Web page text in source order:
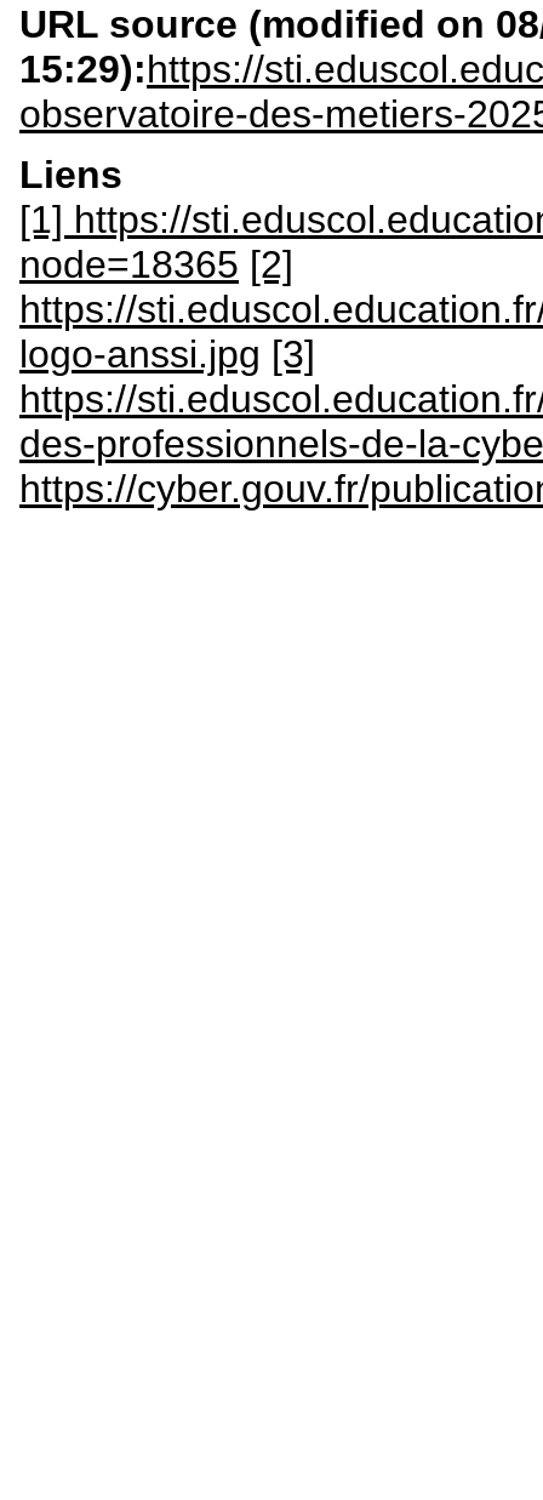
URL source (modified on
15:29):https://
observatoire-des-metiers-
Liens
[1] https://
node=18365 [2]
https://
logo-anssi.jpg [3]
https://
des-professionnels-de-la-
https://cyber.gouv.fr/